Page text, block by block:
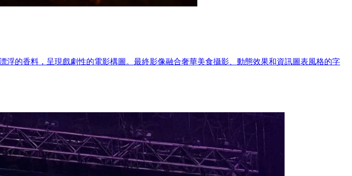
的香料，呈現戲劇性的電影構圖。最終影像融合奢華美食攝影、動態效果和資訊圖表風格的字